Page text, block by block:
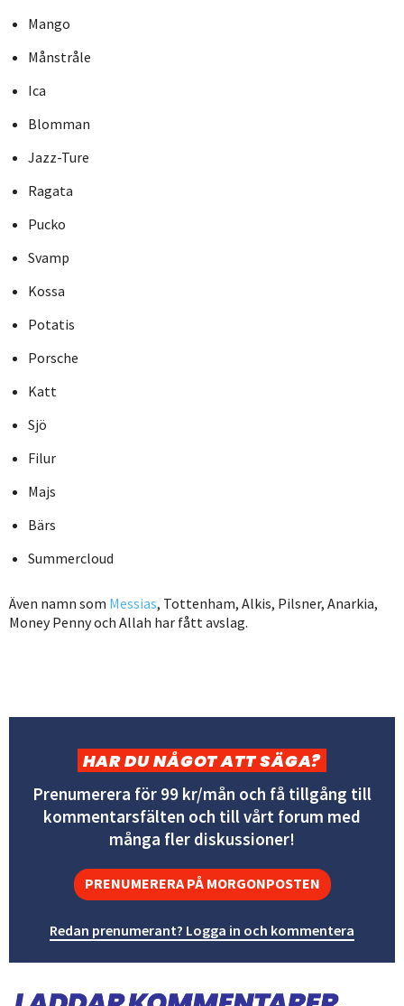
Mango
Månstråle
Ica
Blomman
Jazz-Ture
Ragata
Pucko
Svamp
Kossa
Potatis
Porsche
Katt
Sjö
Filur
Majs
Bärs
Summercloud
Även namn som Messias, Tottenham, Alkis, Pilsner, Anarkia,
Money Penny och Allah har fått avslag.
HAR DU NÅGOT ATT SÄGA?
Prenumerera för 99 kr/mån och få tillgång till
kommentarsfälten och till vårt forum med
många fler diskussioner!
PRENUMERERA PÅ MORGONPOSTEN
Redan prenumerant? Logga in och kommentera